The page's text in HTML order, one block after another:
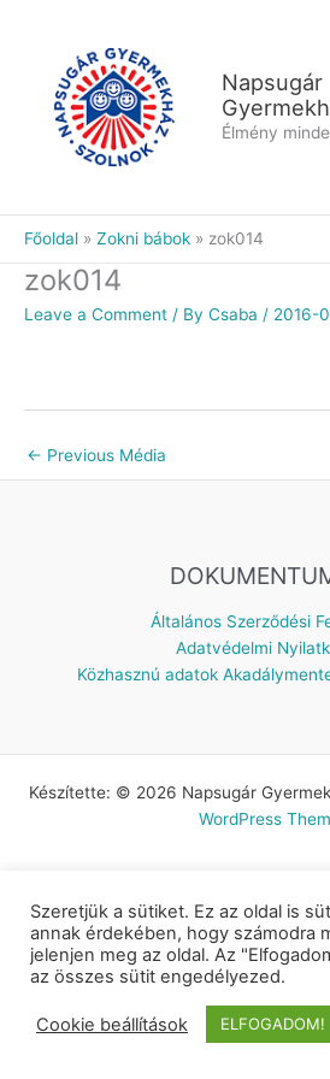
Napsugár
Élmény
Főoldal Zokni bábok zok014
zok014
Leave a Comment / By Csaba / 2016-
← Previous Média
Általános Szerződési
Adatvédelmi
Közhasznú adatok
Készítette: © 2026 Napsugár
WordPress
Szeretjük a sütiket. Ez az oldal is
annak érdekében, hogy számodra
jelenjen meg az oldal. Az
az összes sütit engedélyezed.
Cookie beállítások ELFOGADOM!